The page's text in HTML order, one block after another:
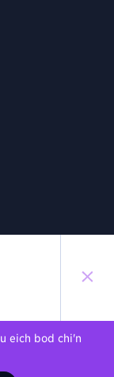
eich bod chi'n